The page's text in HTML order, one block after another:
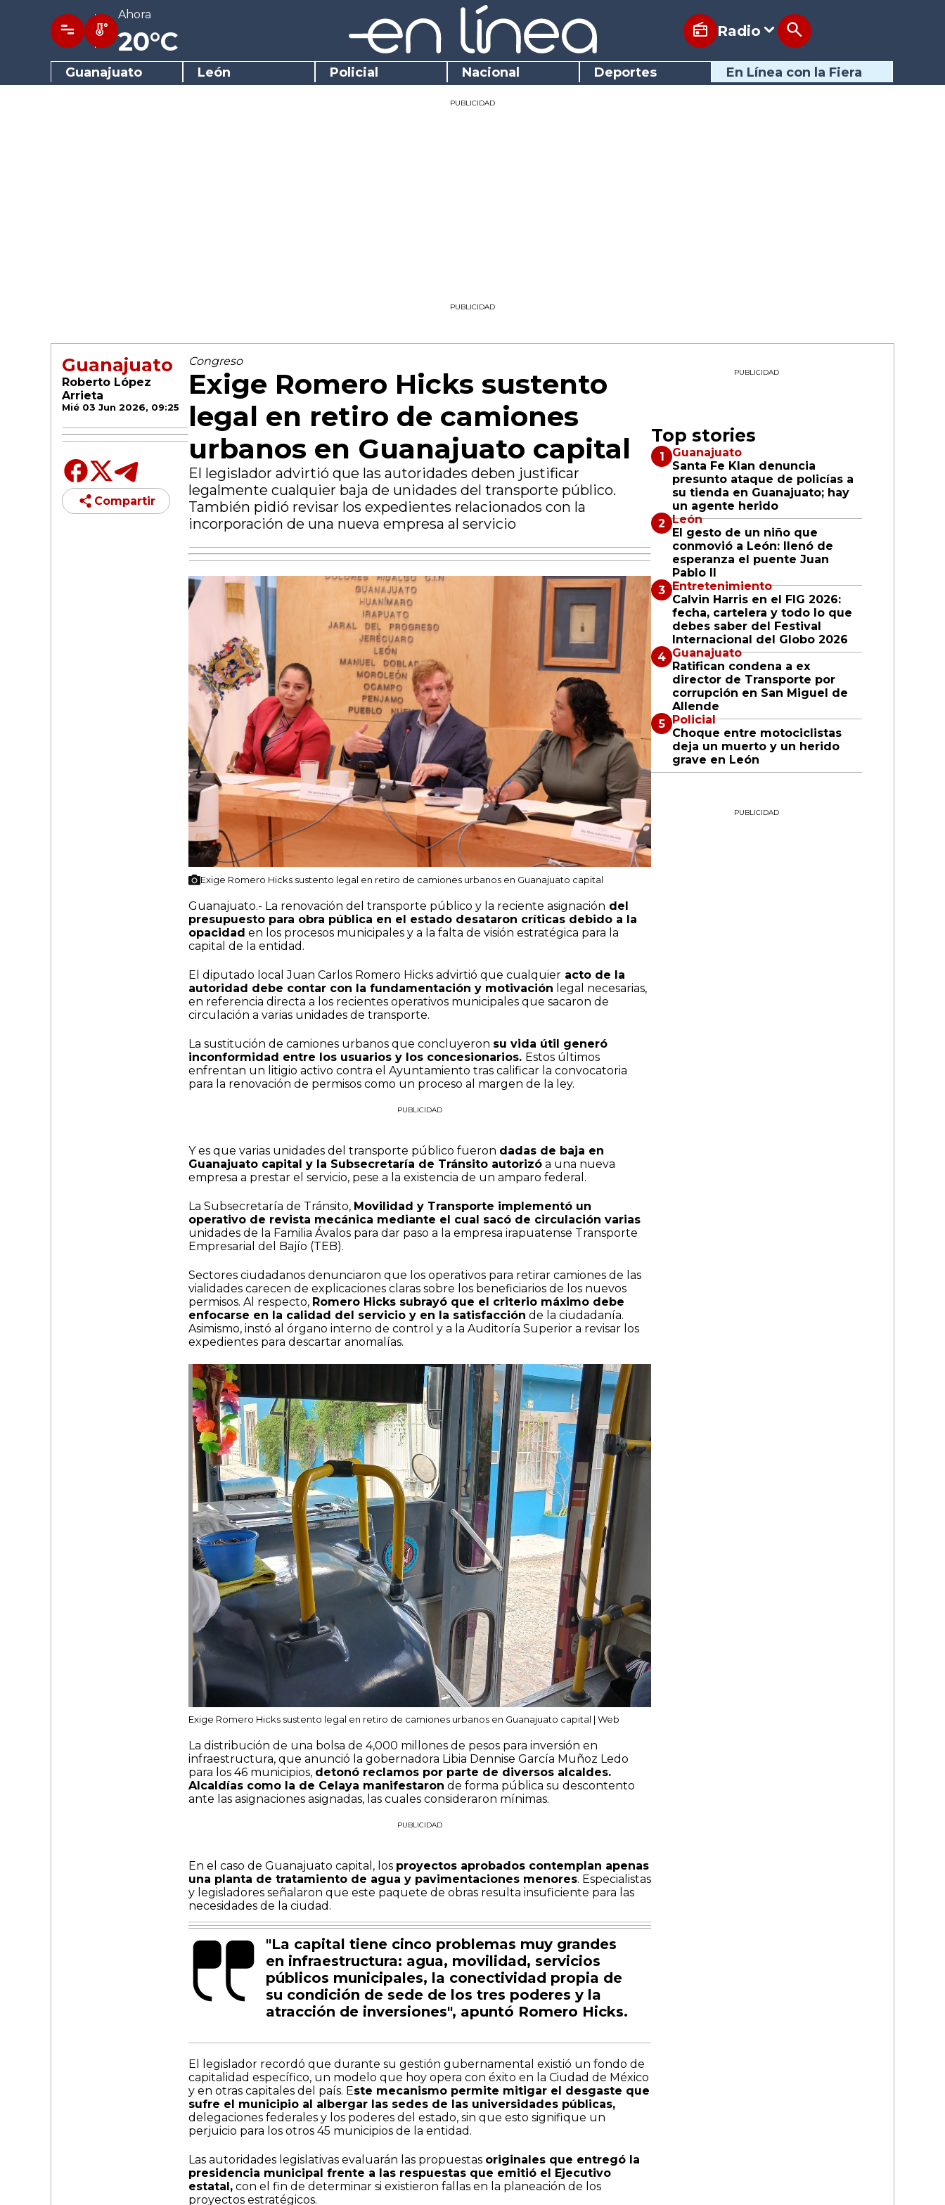
Ahora
20°C Radio
Guanajuato León Policial Nacional Deportes En Línea con la Fiera
PUBLICIDAD
PUBLICIDAD
Guanajuato
Roberto López
Arrieta
Mié 03 Jun 2026, 09:25
Compartir
Congreso
Exige Romero Hicks sustento
legal en retiro de camiones
urbanos en Guanajuato capital
El legislador advirtió que las autoridades deben justificar
legalmente cualquier baja de unidades del transporte público.
También pidió revisar los expedientes relacionados con la
incorporación de una nueva empresa al servicio
Exige Romero Hicks sustento legal en retiro de camiones urbanos en Guanajuato capital
Guanajuato.- La renovación del transporte público y la reciente asignación del
presupuesto para obra pública en el estado desataron críticas debido a la
opacidad en los procesos municipales y a la falta de visión estratégica para la
capital de la entidad.
El diputado local Juan Carlos Romero Hicks advirtió que cualquier acto de la
autoridad debe contar con la fundamentación y motivación legal necesarias,
en referencia directa a los recientes operativos municipales que sacaron de
circulación a varias unidades de transporte.
La sustitución de camiones urbanos que concluyeron su vida útil generó
inconformidad entre los usuarios y los concesionarios. Estos últimos
enfrentan un litigio activo contra el Ayuntamiento tras calificar la convocatoria
para la renovación de permisos como un proceso al margen de la ley.
PUBLICIDAD
Y es que varias unidades del transporte público fueron dadas de baja en
Guanajuato capital y la Subsecretaría de Tránsito autorizó a una nueva
empresa a prestar el servicio, pese a la existencia de un amparo federal.
La Subsecretaría de Tránsito, Movilidad y Transporte implementó un
operativo de revista mecánica mediante el cual sacó de circulación varias
unidades de la Familia Ávalos para dar paso a la empresa irapuatense Transporte
Empresarial del Bajío (TEB).
Sectores ciudadanos denunciaron que los operativos para retirar camiones de las
vialidades carecen de explicaciones claras sobre los beneficiarios de los nuevos
permisos. Al respecto, Romero Hicks subrayó que el criterio máximo debe
enfocarse en la calidad del servicio y en la satisfacción de la ciudadanía.
Asimismo, instó al órgano interno de control y a la Auditoría Superior a revisar los
expedientes para descartar anomalías.
Exige Romero Hicks sustento legal en retiro de camiones urbanos en Guanajuato capital | Web
La distribución de una bolsa de 4,000 millones de pesos para inversión en
infraestructura, que anunció la gobernadora Libia Dennise García Muñoz Ledo
para los 46 municipios, detonó reclamos por parte de diversos alcaldes.
Alcaldías como la de Celaya manifestaron de forma pública su descontento
ante las asignaciones asignadas, las cuales consideraron mínimas.
PUBLICIDAD
En el caso de Guanajuato capital, los proyectos aprobados contemplan apenas
una planta de tratamiento de agua y pavimentaciones menores. Especialistas
y legisladores señalaron que este paquete de obras resulta insuficiente para las
necesidades de la ciudad.
"La capital tiene cinco problemas muy grandes
en infraestructura: agua, movilidad, servicios
públicos municipales, la conectividad propia de
su condición de sede de los tres poderes y la
atracción de inversiones", apuntó Romero Hicks.
El legislador recordó que durante su gestión gubernamental existió un fondo de
capitalidad específico, un modelo que hoy opera con éxito en la Ciudad de México
y en otras capitales del país. Este mecanismo permite mitigar el desgaste que
sufre el municipio al albergar las sedes de las universidades públicas,
delegaciones federales y los poderes del estado, sin que esto signifique un
perjuicio para los otros 45 municipios de la entidad.
Las autoridades legislativas evaluarán las propuestas originales que entregó la
presidencia municipal frente a las respuestas que emitió el Ejecutivo
estatal, con el fin de determinar si existieron fallas en la planeación de los
proyectos estratégicos.
PUBLICIDAD
Top stories
Guanajuato
Santa Fe Klan denuncia
presunto ataque de policías a
su tienda en Guanajuato; hay
un agente herido
León
El gesto de un niño que
conmovió a León: llenó de
esperanza el puente Juan
Pablo II
Entretenimiento
Calvin Harris en el FIG 2026:
fecha, cartelera y todo lo que
debes saber del Festival
Internacional del Globo 2026
Guanajuato
Ratifican condena a ex
director de Transporte por
corrupción en San Miguel de
Allende
Policial
Choque entre motociclistas
deja un muerto y un herido
grave en León
PUBLICIDAD